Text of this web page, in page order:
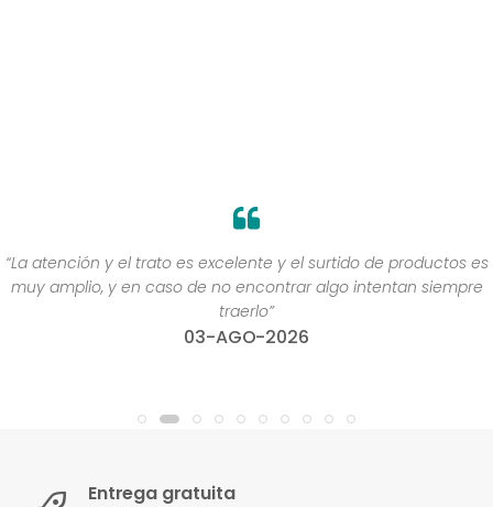
“La atención y el trato es excelente y el surtido de productos es
muy amplio, y en caso de no encontrar algo intentan siempre
traerlo”
03-AGO-2026
Entrega gratuita